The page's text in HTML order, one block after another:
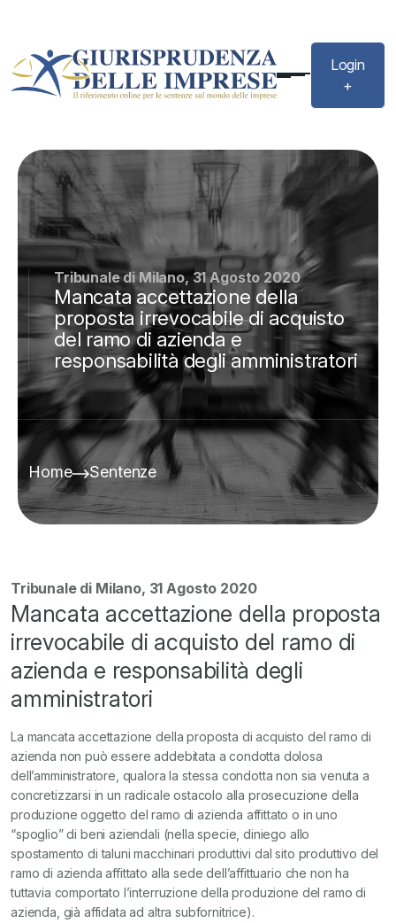
Login
+
Tribunale di Milano, 31 Agosto 2020
Mancata accettazione della
proposta irrevocabile di acquisto
del ramo di azienda e
responsabilità degli amministratori
Home Sentenze
Tribunale di Milano, 31 Agosto 2020
Mancata accettazione della proposta
irrevocabile di acquisto del ramo di
azienda e responsabilità degli
amministratori
La mancata accettazione della proposta di acquisto del ramo di
azienda non può essere addebitata a condotta dolosa
dell’amministratore, qualora la stessa condotta non sia venuta a
concretizzarsi in un radicale ostacolo alla prosecuzione della
produzione oggetto del ramo di azienda affittato o in uno
“spoglio” di beni aziendali (nella specie, diniego allo
spostamento di taluni macchinari produttivi dal sito produttivo del
ramo di azienda affittato alla sede dell’affittuario che non ha
tuttavia comportato l’interruzione della produzione del ramo di
azienda, già affidata ad altra subfornitrice).